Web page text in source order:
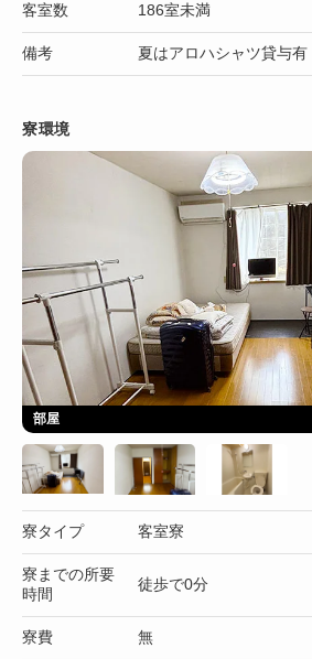
客室数 186室未満
備考 夏はアロハシャツ貸与有
寮環境
部屋
寮タイプ 客室寮
寮までの所要
時間
徒歩で0分
寮費 無